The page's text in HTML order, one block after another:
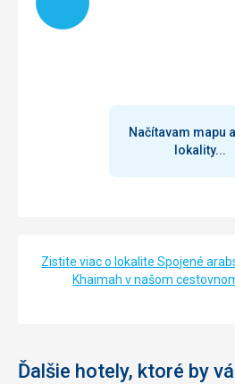
Přestože bylo výrazně dražší než
budově, byla to pro nás správná
bychom však zlepšili: klimatizace
(minimální nastavení 21,5 °C je
užili, nicméně existuje několik
zlepšení, zejména v oblasti
Načítavam mapu
lokality...
Zistite viac o lokalite Spojené
Khaimah v našom
Ďalšie hotely, ktoré by